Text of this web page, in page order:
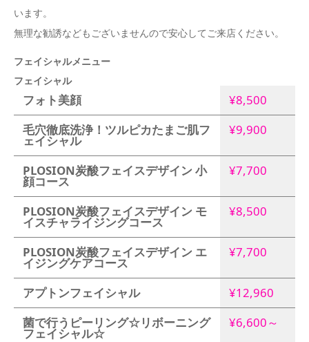
います。
無理な勧誘などもございませんので安心してご来店ください。
フェイシャルメニュー
フェイシャル
フォト美顔
¥8,500
毛穴徹底洗浄！ツルピカたまご肌フ
ェイシャル
¥9,900
PLOSION炭酸フェイスデザイン 小
顔コース
¥7,700
PLOSION炭酸フェイスデザイン モ
イスチャライジングコース
¥8,500
PLOSION炭酸フェイスデザイン エ
イジングケアコース
¥7,700
アプトンフェイシャル
¥12,960
菌で行うピーリング☆リボーニング
フェイシャル☆
¥6,600～